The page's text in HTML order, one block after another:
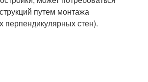
путем монтажа
перпендикулярных стен).